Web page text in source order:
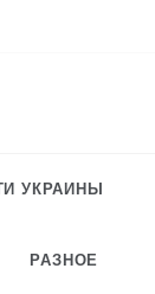
о новом
УКРАИНЫ
РАЗНОЕ